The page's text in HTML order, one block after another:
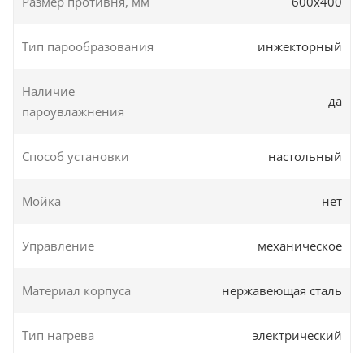
Тип парообразования инжекторный
Наличие
пароувлажнения
да
Способ установки настольный
Мойка нет
Управление механическое
Материал корпуса нержавеющая сталь
Тип нагрева электрический